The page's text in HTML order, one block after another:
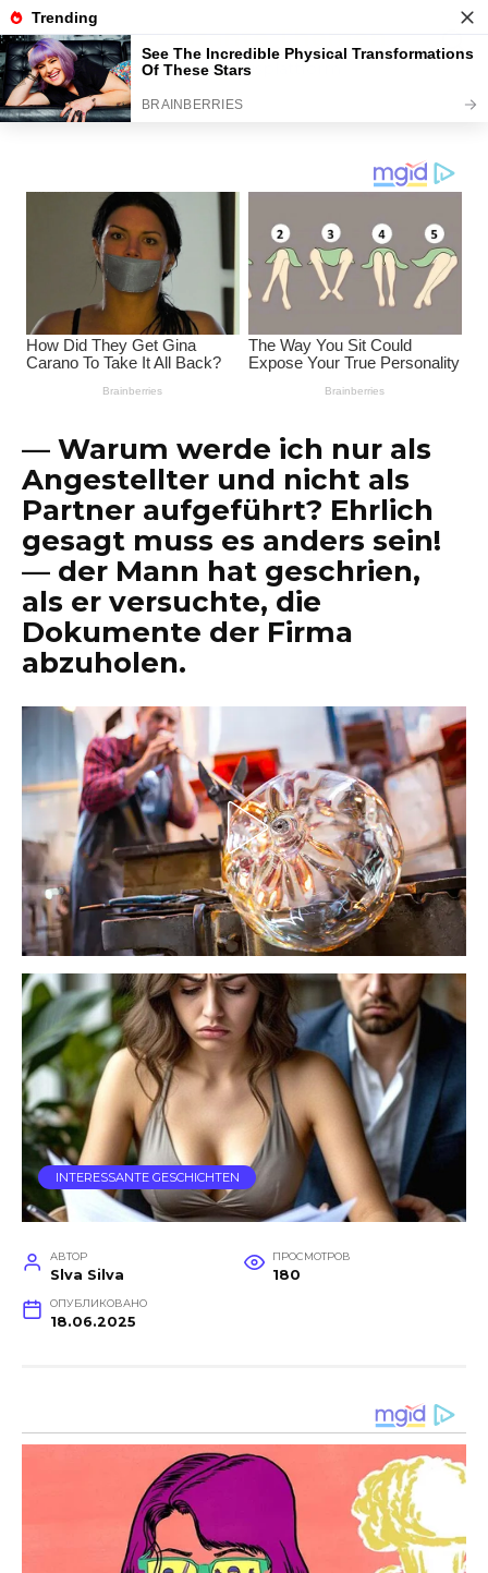
Перейти
к
содержанию
Interessante Themen
Unterhaltungsplattform
— Warum werde ich nur als
Angestellter und nicht als
Partner aufgeführt? Ehrlich
gesagt muss es anders sein!
— der Mann hat geschrien,
als er versuchte, die
Dokumente der Firma
abzuholen.
INTERESSANTE GESCHICHTEN
АВТОР
Slva Silva
ПРОСМОТРОВ
180
ОПУБЛИКОВАНО
18.06.2025